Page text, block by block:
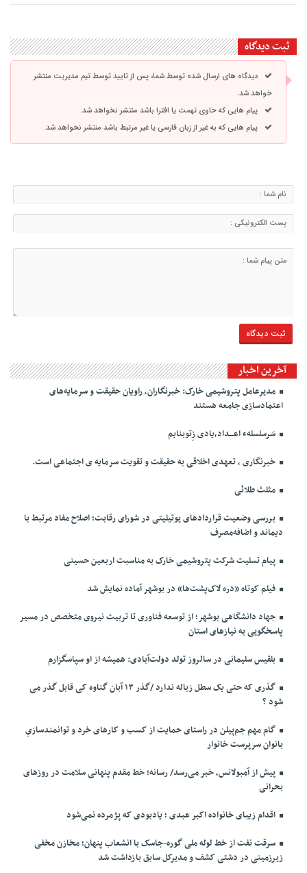
ثبت دیدگاه
دیدگاه های ارسال شده توسط شما، پس از تایید توسط تیم مدیریت منتشر
خواهد شد.
پیام هایی که حاوی تهمت یا افترا باشد منتشر نخواهد شد.
پیام هایی که به غیر از زبان فارسی یا غیر مرتبط باشد منتشر نخواهد شد.
آخرین اخبار
مدیرعامل پتروشیمی خارک: خبرنگاران، راویان حقیقت و سرمایه‌های
اعتمادسازی جامعه هستند
سَرسلسلهء اعـــداد،یادی زِتوبنایم
خبرنگاری ، تعهدی اخلاقی به حقیقت و تقویت سرمایه ی اجتماعی است.
مثلث طلائی
بررسی وضعیت قراردادهای یوتیلیتی در شورای رقابت؛ اصلاح مفاد مرتبط با
دیماند و اضافه‌مصرف
پیام تسلیت شرکت پتروشیمی خارک به مناسبت اربعین حسینی
فیلم کوتاه «دره لاک‌پشت‌ها» در بوشهر آماده نمایش شد
جهاد دانشگاهی بوشهر؛ از توسعه فناوری تا تربیت نیروی متخصص در مسیر
پاسخگویی به نیازهای استان
بلقیس سلیمانی در سالروز تولد دولت‌آبادی: همیشه از او سپاسگزارم
گذری که حتی یک سطل زباله ندارد /گذر ۱۳ آبان گناوه کی قابل گذر می
شود ؟
گام مهم جم‌پیلن در راستای حمایت از کسب و کارهای خرد و توانمندسازیِ
بانوان سرپرست خانوار
پیش از آمبولانس، خبر می‌رسد/ رسانه؛ خط مقدم پنهانی سلامت در روزهای
بحرانی
اقدام زیبای خانواده اکبر عبدی ؛ یادبودی که پژمرده نمی‌شود
سرقت نفت از خط لوله ملی گوره-جاسک با انشعاب پنهان؛ مخازن مخفی
زیرزمینی در دشتی کشف و مدیرکل سابق بازداشت شد